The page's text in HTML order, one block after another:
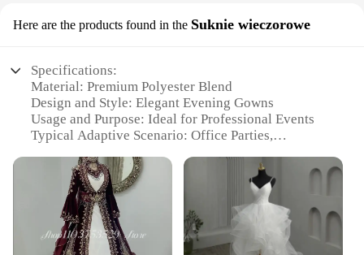
Here are the products found in the Suknie wieczorowe
Specifications:
Material: Premium Polyester Blend
Design and Style: Elegant Evening Gowns
Usage and Purpose: Ideal for Professional Events
Typical Adaptive Scenario: Office Parties,
Shape or Size or Weight or Quantity: Available in a
Variety of Sizes and Colors
Performance and Property: Durable and
Comfortable Fit
Features: